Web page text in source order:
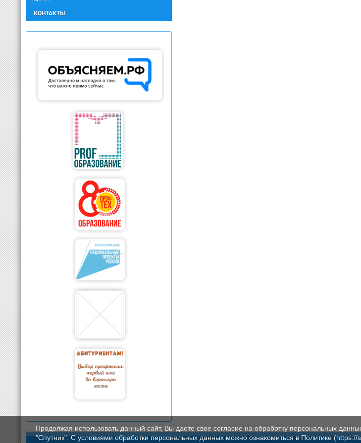
КОНТАКТЫ
Продолжая использовать данный сайт, Вы даете свое согласие на обработку персональных
"Спутник". С условиями обработки персональных данных можно ознакомиться в Политике